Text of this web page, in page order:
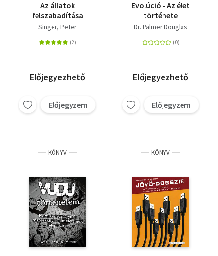
Az állatok
felszabadítása
Singer, Peter
Előjegyezhető
Előjegyzem
Evolúció - Az élet
története
Dr. Palmer Douglas
Előjegyezhető
Előjegyzem
KÖNYV KÖNYV